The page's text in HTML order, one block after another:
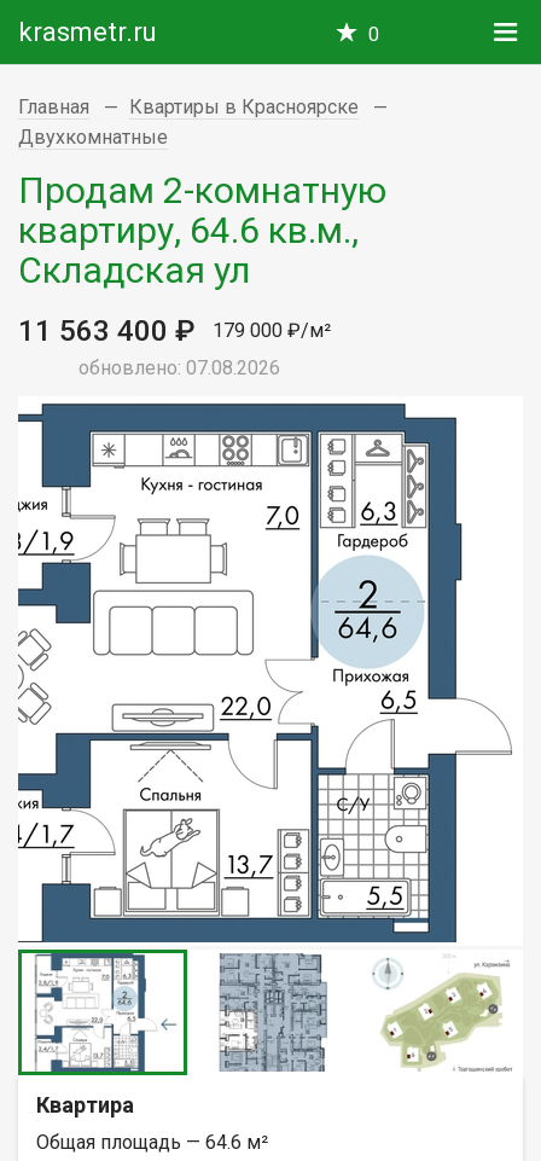
krasmetr.ru 0
Главная
Квартиры в Красноярске
Двухкомнатные
Продам 2-комнатную
квартиру, 64.6 кв.м.,
Складская ул
11 563 400 ₽
179 000 ₽/м²
обновлено: 07.08.2026
Квартира
Общая площадь — 64.6 м²